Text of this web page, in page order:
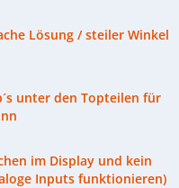
Lösung / steiler Winkel
unter den Topteilen für
im Display und kein
Inputs funktionieren)